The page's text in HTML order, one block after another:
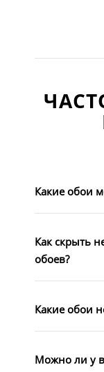
Какие обои
Как скрыть
обоев?
Какие обои
Можно ли у